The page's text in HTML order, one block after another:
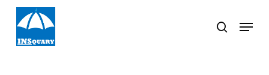
Skip
main
search
Menu